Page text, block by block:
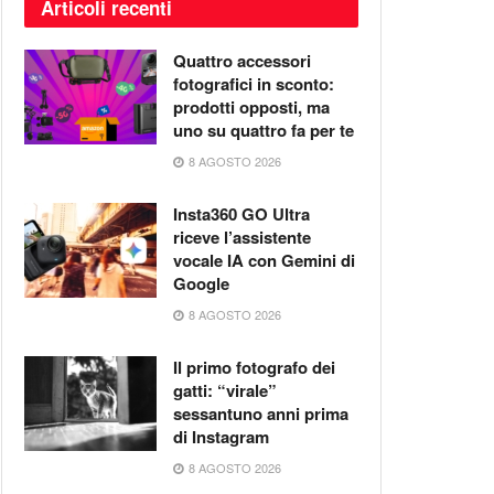
Articoli recenti
Quattro accessori
fotografici in sconto:
prodotti opposti, ma
uno su quattro fa per te
8 AGOSTO 2026
Insta360 GO Ultra
riceve l’assistente
vocale IA con Gemini di
Google
8 AGOSTO 2026
Il primo fotografo dei
gatti: “virale”
sessantuno anni prima
di Instagram
8 AGOSTO 2026